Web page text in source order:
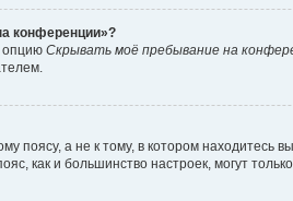
конференции»?
опцию Скрывать моё пребывание на
поясу, а не к тому, в котором находитесь
как и большинство настроек, могут